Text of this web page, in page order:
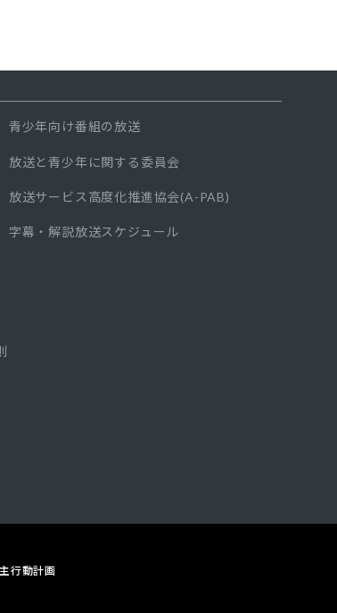
青少年向け番組の放送
放送と青少年に関する委員会
放送サービス高度化推進協会(A-PAB)
字幕・解説放送スケジュール
行動計画